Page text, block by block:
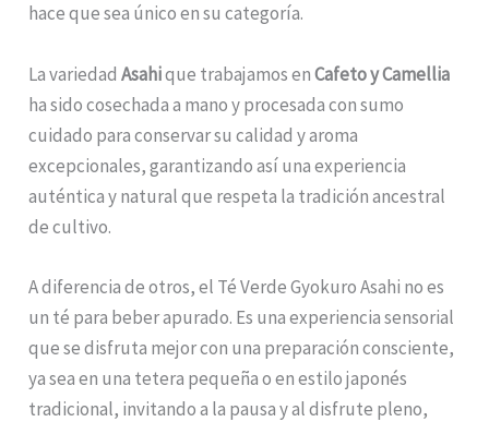
hace que sea único en su categoría.
La variedadAsahique trabajamos enCafeto y Camellia
ha sido cosechada a mano y procesada con sumo
cuidado para conservar su calidad y aroma
excepcionales, garantizando así una experiencia
auténtica y natural que respeta la tradición ancestral
de cultivo.
A diferencia de otros, el Té Verde Gyokuro Asahi no es
un té para beber apurado. Es una experiencia sensorial
que se disfruta mejor con una preparación consciente,
ya sea en una tetera pequeña o en estilo japonés
tradicional, invitando a la pausa y al disfrute pleno,